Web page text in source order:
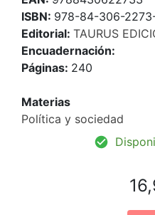
ISBN: 978-84-306-
Editorial: TAURUS
Encuadernación:
Páginas: 240
Materias
Política y sociedad